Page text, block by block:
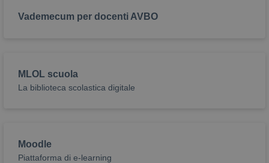
Vademecum per docenti AVBO
MLOL scuola
La biblioteca scolastica digitale
Moodle
Piattaforma di e-learning